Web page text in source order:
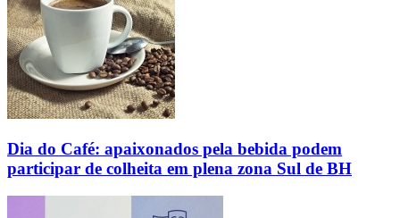
Dia do Café: apaixonados pela bebida podem
participar de colheita em plena zona Sul de BH